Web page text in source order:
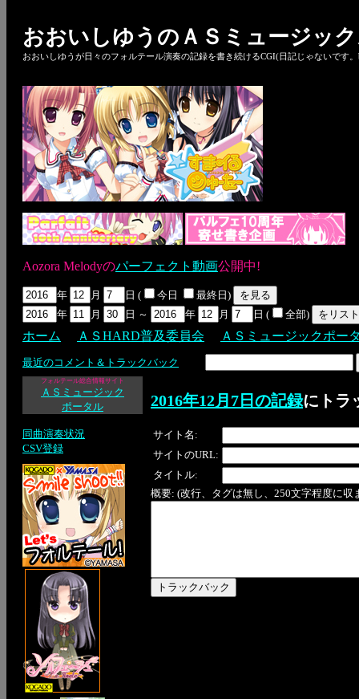
おおいしゆうのＡＳミュージッ
おおいしゆうが日々のフォルテール演奏の記録を書き続けるCGI(日記じゃないです
Aozora Melodyのパーフェクト動画公開中!
年 月 日 ( 今日
最終日)
年
月 日 ～ 年 月 日 ( 全部)
ホーム ＡＳHARD普及委員会 ＡＳミュージックポー
最近のコメント＆トラックバック
フォルテール総合情報サイト
ＡＳミュージック
ポータル
同曲演奏状況
CSV登録
2016年12月7日の記録にトラ
サイト名:
サイトのURL:
タイトル:
概要: (改行、タグは無し、250文字程度に収